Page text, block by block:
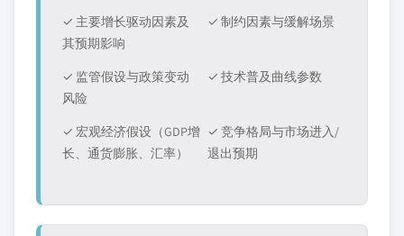
✓ 主要增长驱动因素及
其预期影响
✓ 制约因素与缓解场景
✓ 监管假设与政策变动
风险
✓ 技术普及曲线参数
✓ 宏观经济假设（GDP增
长、通货膨胀、汇率）
✓ 竞争格局与市场进入/
退出预期